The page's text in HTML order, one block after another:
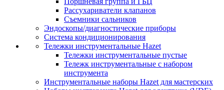
Рассухариватели клапанов
Съемники сальников
Эндоскопы/диагностические приборы
Система кондиционирования
Тележки инструментальные Hazet
Тележки инструментальные пустые
Тележк инструментальные с набором
инструмента
Инструментальные наборы Hazet для мастерских